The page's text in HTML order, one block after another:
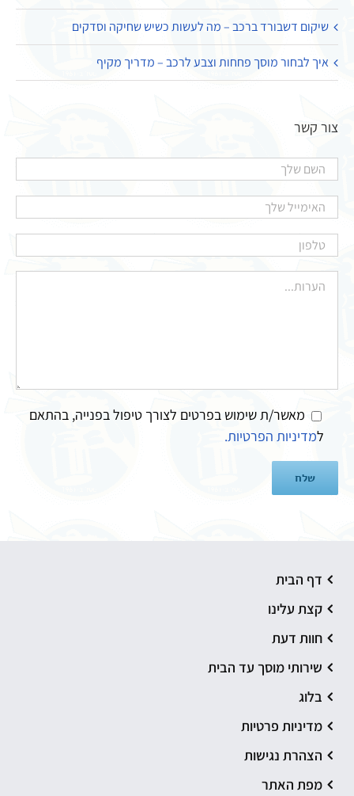
שיקום דשבורד ברכב – מה לעשות כשיש שחיקה וסדקים
איך לבחור מוסך פחחות וצבע לרכב – מדריך מקיף
צור קשר
מאשר/ת שימוש בפרטים לצורך טיפול בפנייה, בהתאם
למדיניות הפרטיות.
דף הבית
קצת עלינו
חוות דעת
שירותי מוסך עד הבית
בלוג
מדיניות פרטיות
הצהרת נגישות
מפת האתר